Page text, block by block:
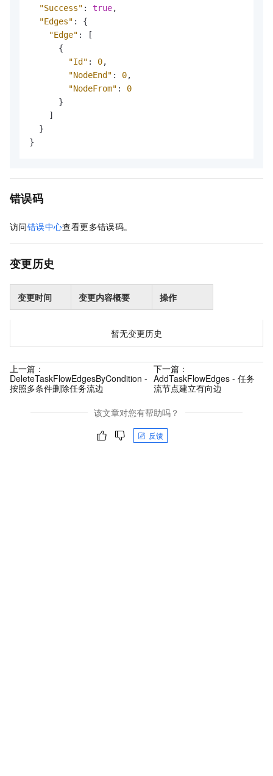
"Success" : true,
"Edges" :
{
"Edge" :
[
{
"Id" : 0,
"NodeEnd" : 0,
"NodeFrom" :
0
}
]
}
}
错误码
访问错误中心查看更多错误码。
变更历史
变更时间 变更内容概要 操作
暂无变更历史
上一篇：
DeleteTaskFlowEdgesByCondition -
按照多条件删除任务流边
下一篇：
AddTaskFlowEdges - 任务
流节点建立有向边
该文章对您有帮助吗？
反馈